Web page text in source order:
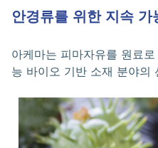
안경류를 위한 지속
아케마는 피마자유를 원료
능 바이오 기반 소재 분야의